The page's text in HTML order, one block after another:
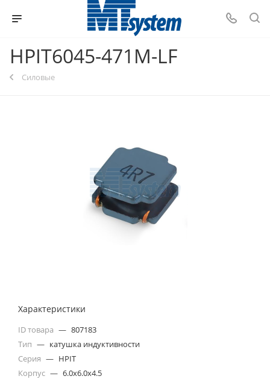
HPIT6045-471M-LF
Силовые
Характеристики
ID товара — 807183
Тип — катушка индуктивности
Серия — HPIT
Корпус — 6.0x6.0x4.5